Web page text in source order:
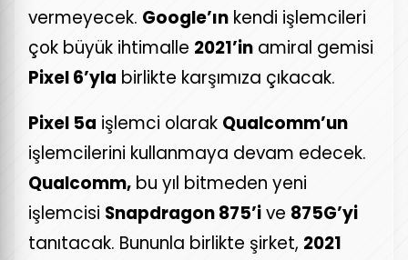
vermeyecek. Google’ın kendi işlemcileri
çok büyük ihtimalle 2021’in amiral gemisi
Pixel 6’yla birlikte karşımıza çıkacak.
Pixel 5a işlemci olarak Qualcomm’un
işlemcilerini kullanmaya devam edecek.
Qualcomm, bu yıl bitmeden yeni
işlemcisi Snapdragon 875’ive 875G’yi
tanıtacak. Bununla birlikte şirket, 2021